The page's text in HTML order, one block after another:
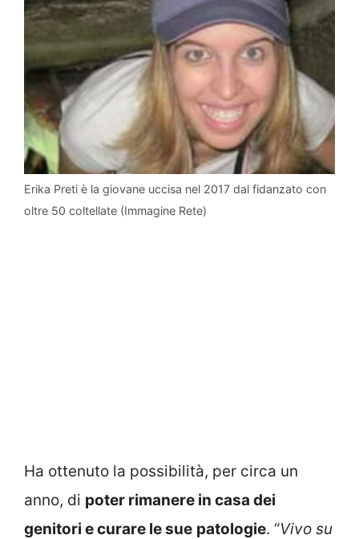
Erika Preti è la giovane uccisa nel 2017 dal fidanzato con
oltre 50 coltellate (Immagine Rete)
Ha ottenuto la possibilità, per circa un
anno, di poter rimanere in casa dei
genitori e curare le sue patologie. “Vivo su